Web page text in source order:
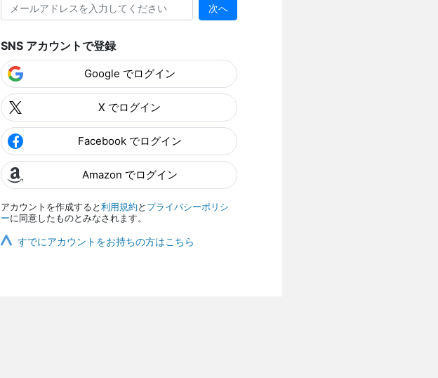
次へ
SNS アカウントで登録
Google でログイン
X でログイン
Facebook でログイン
Amazon でログイン
アカウントを作成すると 利用規約 と プライバシーポリシ
ーに同意したものとみなされます。
すでにアカウントをお持ちの方はこちら